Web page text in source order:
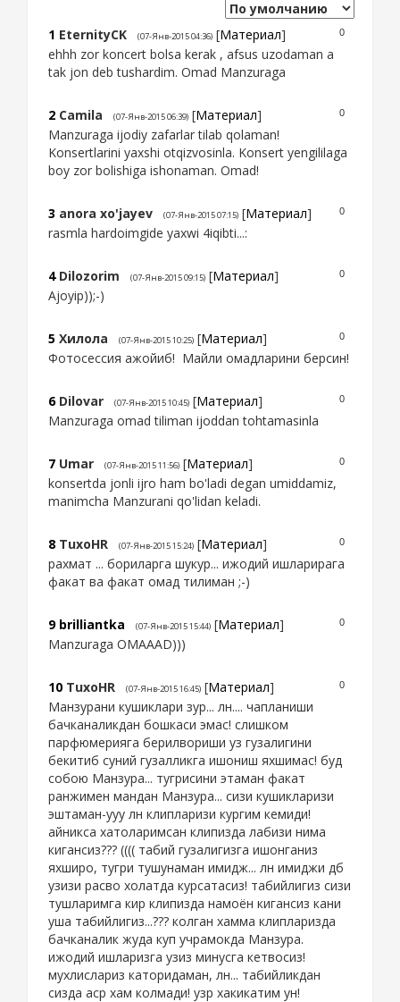
0
1 EternityCK (07-Янв-2015 04:36) [Материал]
ehhh zor koncert bolsa kerak , afsus uzodaman a
tak jon deb tushardim. Omad Manzuraga
0
2 Camila (07-Янв-2015 06:39) [Материал]
Manzuraga ijodiy zafarlar tilab qolaman!
Konsertlarini yaxshi otqizvosinla. Konsert yengililaga
boy zor bolishiga ishonaman. Omad!
0
3 anora xo'jayev (07-Янв-2015 07:15) [Материал]
rasmla hardoimgide yaxwi 4iqibti...:
0
4 Dilozorim (07-Янв-2015 09:15) [Материал]
Ajoyip));-)
0
5 Хилола (07-Янв-2015 10:25) [Материал]
Фотосессия ажойиб! Майли омадларини берсин!
0
6 Dilovar (07-Янв-2015 10:45) [Материал]
Manzuraga omad tiliman ijoddan tohtamasinla
0
7 Umar (07-Янв-2015 11:56) [Материал]
konsertda jonli ijro ham bo'ladi degan umiddamiz,
manimcha Manzurani qo'lidan keladi.
0
8 TuxoHR (07-Янв-2015 15:24) [Материал]
рахмат ... бориларга шукур... ижодий ишларирага
факат ва факат омад тилиман ;-)
0
9 brilliantka (07-Янв-2015 15:44) [Материал]
Manzuraga OMAAAD)))
0
10 TuxoHR (07-Янв-2015 16:45) [Материал]
Манзурани кушиклари зур... лн.... чапланиши
бачканаликдан бошкаси эмас! слишком
парфюмерияга берилвориши уз гузалигини
бекитиб суний гузалликга ишониш яхшимас! буд
собою Манзура... тугрисини этаман факат
ранжимен мандан Манзура... сизи кушикларизи
эштаман-ууу лн клипларизи кургим кемиди!
айникса хатоларимсан клипизда лабизи нима
кигансиз??? (((( табий гузалигизга ишонганиз
яхширо, тугри тушунаман имидж... лн имиджи дб
узизи расво холатда курсатасиз! табийлигиз сизи
тушларимга кир клипизда намоён кигансиз кани
уша табийлигиз...??? колган хамма клипларизда
бачканалик жуда куп учрамокда Манзура.
ижодий ишларизга узиз минусга кетвосиз!
мухлислариз каторидаман, лн... табийликдан
сизда аср хам колмади! узр хакикатим ун!